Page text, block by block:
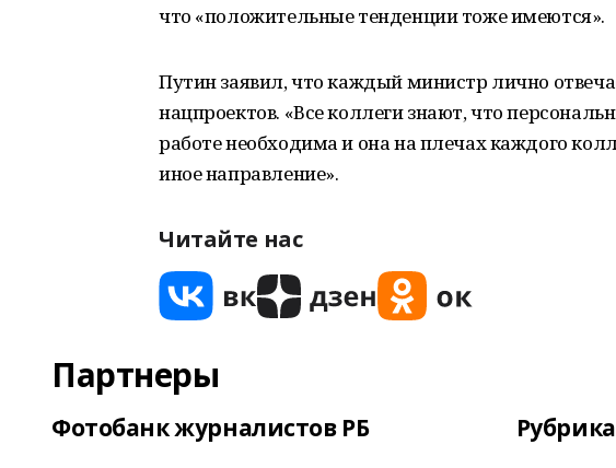
что «положительные тенденции тоже имеются».
Путин заявил, что каждый министр лично
нацпроектов. «Все коллеги знают, что
работе необходима и она на плечах каждого
иное направление».
Читайте нас
Партнеры
Фотобанк журналистов РБ